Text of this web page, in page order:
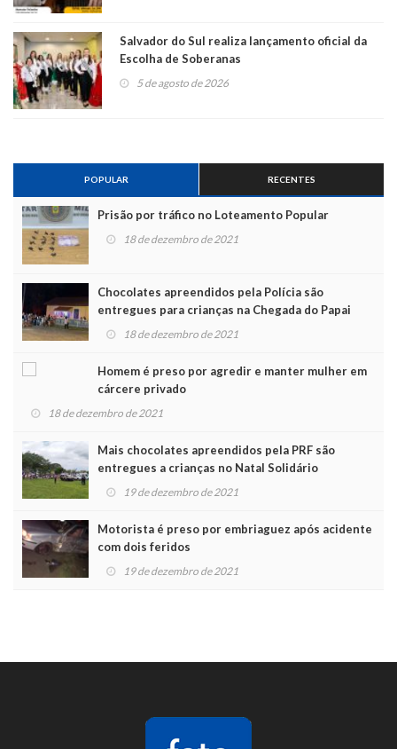
Salvador do Sul realiza lançamento oficial da
Escolha de Soberanas
5 de agosto de 2026
POPULAR RECENTES
Prisão por tráfico no Loteamento Popular
18 de dezembro de 2021
Chocolates apreendidos pela Polícia são
entregues para crianças na Chegada do Papai
Noel
18 de dezembro de 2021
Homem é preso por agredir e manter mulher em
cárcere privado
18 de dezembro de 2021
Mais chocolates apreendidos pela PRF são
entregues a crianças no Natal Solidário
19 de dezembro de 2021
Motorista é preso por embriaguez após acidente
com dois feridos
19 de dezembro de 2021